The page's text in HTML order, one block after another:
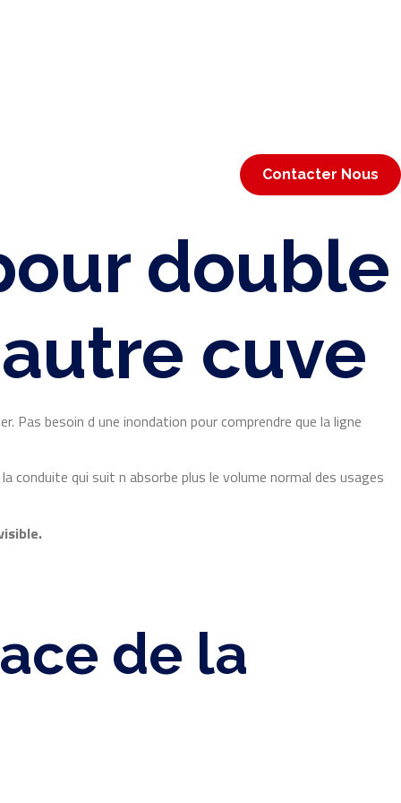
Contacter Nous
double
cuve
Pas besoin d une inondation pour comprendre que la ligne
conduite qui suit n absorbe plus le volume normal des usages
de la